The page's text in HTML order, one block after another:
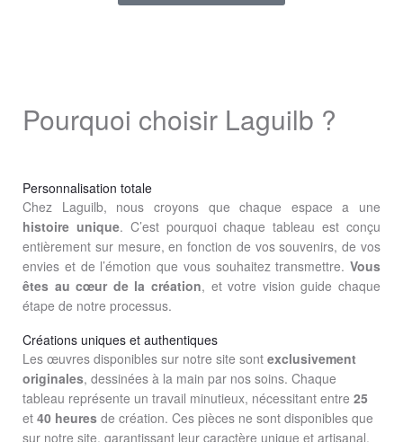
Pourquoi choisir Laguilb ?
Personnalisation totale
Chez Laguilb, nous croyons que chaque espace a une
histoire unique. C’est pourquoi chaque tableau est conçu
entièrement sur mesure, en fonction de vos souvenirs, de vos
envies et de l’émotion que vous souhaitez transmettre. Vous
êtes au cœur de la création, et votre vision guide chaque
étape de notre processus.
Créations uniques et authentiques
Les œuvres disponibles sur notre site sont exclusivement
originales, dessinées à la main par nos soins. Chaque
tableau représente un travail minutieux, nécessitant entre 25
et 40 heures de création. Ces pièces ne sont disponibles que
sur notre site, garantissant leur caractère unique et artisanal.